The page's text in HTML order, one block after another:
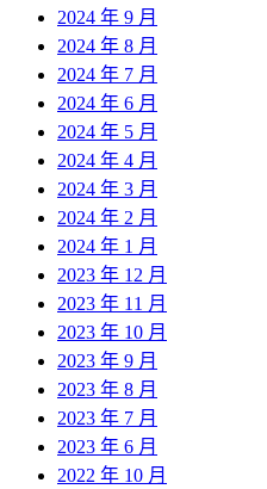
2024 年 9 月
2024 年 8 月
2024 年 7 月
2024 年 6 月
2024 年 5 月
2024 年 4 月
2024 年 3 月
2024 年 2 月
2024 年 1 月
2023 年 12 月
2023 年 11 月
2023 年 10 月
2023 年 9 月
2023 年 8 月
2023 年 7 月
2023 年 6 月
2022 年 10 月